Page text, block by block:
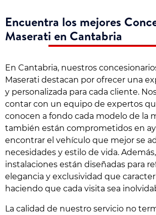
Encuentra los mejores
Maserati en Cantabria
En Cantabria, nuestros
Maserati destacan por ofrecer una
y personalizada para cada cliente.
contar con un equipo de expertos
conocen a fondo cada modelo de la
también están comprometidos en
encontrar el vehículo que mejor se
necesidades y estilo de vida.
instalaciones están diseñadas para
elegancia y exclusividad que
haciendo que cada visita sea
La calidad de nuestro servicio no